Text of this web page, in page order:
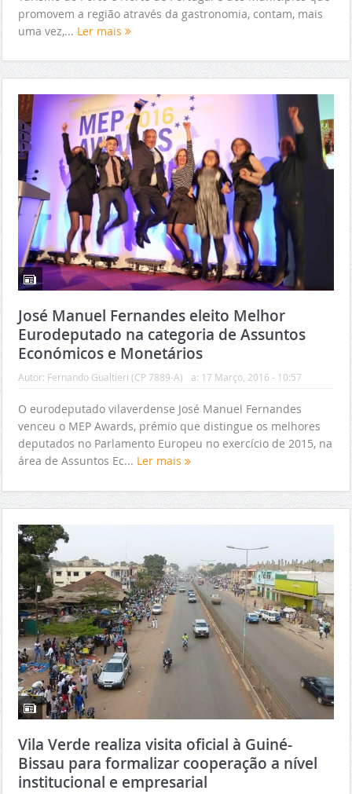
promovem a região através da gastronomia, contam, mais
uma vez,... Ler mais
José Manuel Fernandes eleito Melhor
Eurodeputado na categoria de Assuntos
Económicos e Monetários
Autor: Fernando Gualtieri (CP 7889-A) a: 17 Março, 2016 - 10:57
O eurodeputado vilaverdense José Manuel Fernandes
venceu o MEP Awards, prémio que distingue os melhores
deputados no Parlamento Europeu no exercício de 2015, na
área de Assuntos Ec... Ler mais
Vila Verde realiza visita oficial à Guiné-
Bissau para formalizar cooperação a nível
institucional e empresarial